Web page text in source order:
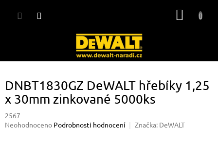
DNBT1830GZ DeWALT hřebíky 1,25
x 30mm zinkované 5000ks
2567
Průměrné
Neohodnoceno Podrobnosti hodnocení Značka: DeWALT